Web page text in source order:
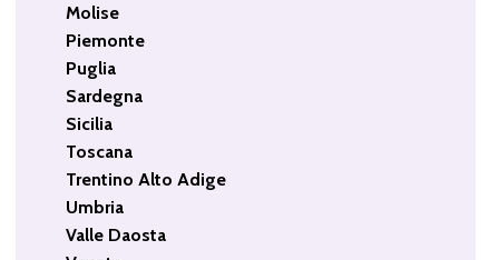
Molise
Piemonte
Puglia
Sardegna
Sicilia
Toscana
Trentino Alto Adige
Umbria
Valle Daosta